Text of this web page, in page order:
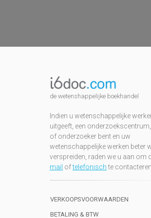
de wetenshappelijke boekhandel
Indien u wetenschappelijke
uitgeeft, een
of onderzoeker bent en uw
wetenschappelijke werken beter
verspreiden, raden we u aan om
mail oftelefonischte contacteren
VERKOOPSVOORWAARDEN
BETALING & BTW